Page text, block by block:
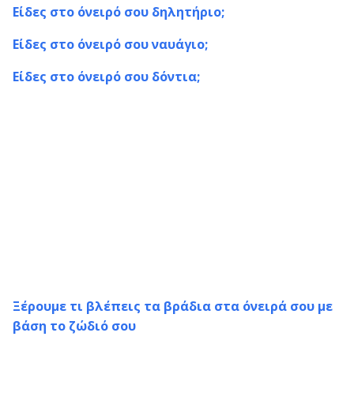
Είδες στο όνειρό σου δηλητήριο;
Είδες στο όνειρό σου ναυάγιο;
Είδες στο όνειρό σου δόντια;
Ξέρουμε τι βλέπεις τα βράδια στα όνειρά σου με
βάση το ζώδιό σου